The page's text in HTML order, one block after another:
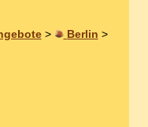
> Berlin >